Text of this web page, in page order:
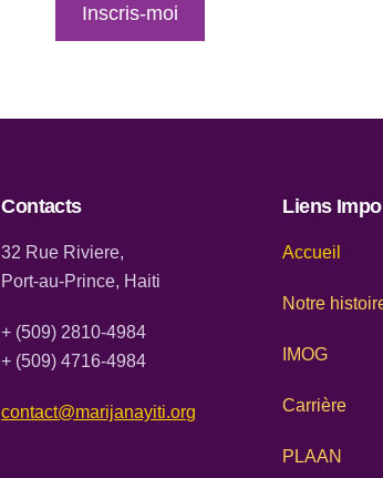
Inscris-moi
Contacts
32 Rue Riviere,
Port-au-Prince, Haiti
+ (509) 2810-4984
+ (509) 4716-4984
contact@marijanayiti.org
Liens
Accueil
Notre
IMOG
Carrière
PLAAN